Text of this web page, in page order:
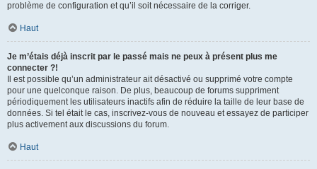
problème de configuration et qu’il soit nécessaire de la corriger.
Haut
Je m’étais déjà inscrit par le passé mais ne peux à présent plus me
connecter ?!
Il est possible qu’un administrateur ait désactivé ou supprimé votre compte
pour une quelconque raison. De plus, beaucoup de forums suppriment
périodiquement les utilisateurs inactifs afin de réduire la taille de leur base de
données. Si tel était le cas, inscrivez-vous de nouveau et essayez de participer
plus activement aux discussions du forum.
Haut